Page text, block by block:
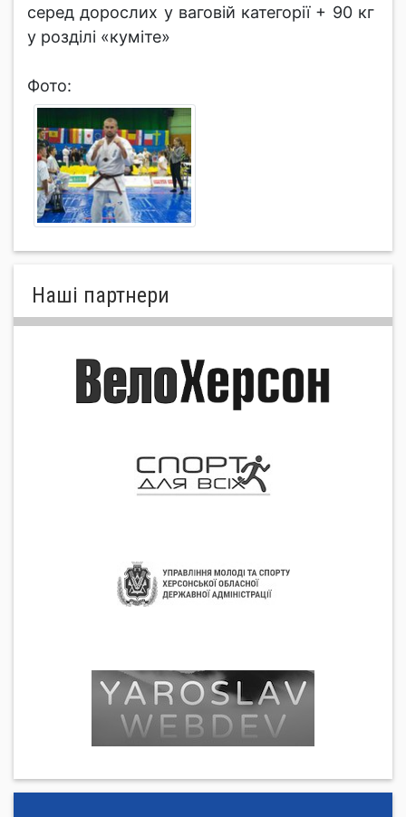
серед дорослих у ваговій категорії + 90 кг
у розділі «куміте»
Фото:
Нашi партнери